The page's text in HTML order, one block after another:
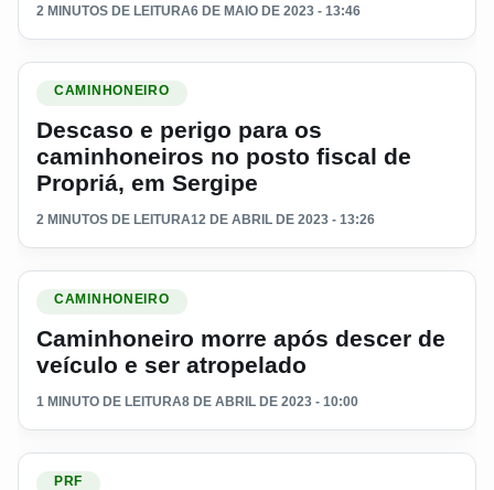
2 MINUTOS DE LEITURA6 DE MAIO DE 2023 - 13:46
Ler materia: Descaso e perigo para os caminhoneiros no
CAMINHONEIRO
Descaso e perigo para os
caminhoneiros no posto fiscal de
Propriá, em Sergipe
2 MINUTOS DE LEITURA12 DE ABRIL DE 2023 - 13:26
Ler materia: Caminhoneiro morre após descer de veículo e
CAMINHONEIRO
Caminhoneiro morre após descer de
veículo e ser atropelado
1 MINUTO DE LEITURA8 DE ABRIL DE 2023 - 10:00
Ler materia: Caminhão com contrabando é perseguido pela
PRF